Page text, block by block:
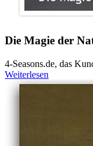
Die Magie der
4-Seasons.de, das
Weiterlesen